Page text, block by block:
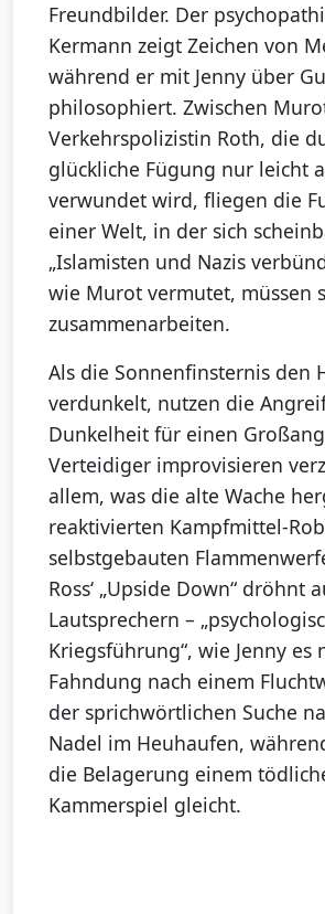
Freundbilder. Der
Kermann zeigt Zeichen von
während er mit Jenny über
philosophiert. Zwischen
Verkehrspolizistin Roth, die
glückliche Fügung nur leicht
verwundet wird, fliegen die
einer Welt, in der sich
„Islamisten und Nazis
wie Murot vermutet, müssen
zusammenarbeiten.
Als die Sonnenfinsternis den
verdunkelt, nutzen die
Dunkelheit für einen
Verteidiger improvisieren
allem, was die alte Wache
reaktivierten Kampfmittel-
selbstgebauten
Ross‘ „Upside Down“ dröhnt
Lautsprechern –
Kriegsführung“, wie Jenny es
Fahndung nach einem
der sprichwörtlichen Suche
Nadel im Heuhaufen,
die Belagerung einem
Kammerspiel gleicht.